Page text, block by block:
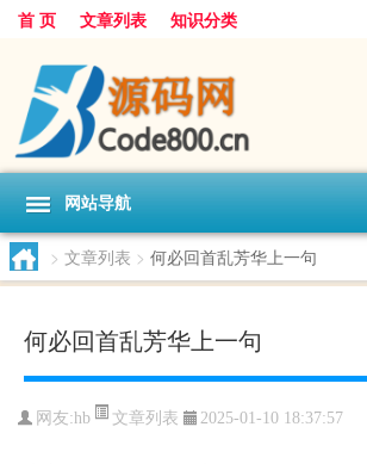
首 页 文章列表 知识分类
网站导航
> 文章列表 > 何必回首乱芳华上一句
何必回首乱芳华上一句
网友:hb 文章列表 2025-01-10 18:37:57